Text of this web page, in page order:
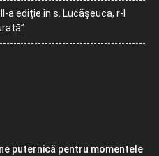
a ediție în s. Lucășeuca, r-l
puternică pentru momentele